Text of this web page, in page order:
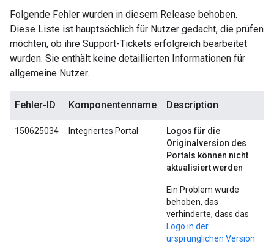
Folgende Fehler wurden in diesem Release behoben.
Diese Liste ist hauptsächlich für Nutzer gedacht, die prüfen
möchten, ob ihre Support-Tickets erfolgreich bearbeitet
wurden. Sie enthält keine detaillierten Informationen für
allgemeine Nutzer.
Fehler-ID Komponentenname Description
150625034 Integriertes Portal
Logos für die
Originalversion des
Portals können nicht
aktualisiert werden
Ein Problem wurde
behoben, das
verhinderte, dass das
Logo in der
ursprünglichen Version